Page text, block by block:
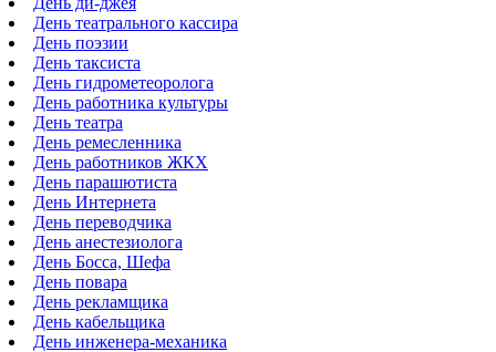
День театрального кассира
День поэзии
День таксиста
День гидрометеоролога
День работника культуры
День театра
День ремесленника
День работников ЖКХ
День парашютиста
День Интернета
День переводчика
День анестезиолога
День Босса, Шефа
День повара
День рекламщика
День кабельщика
День инженера-механика